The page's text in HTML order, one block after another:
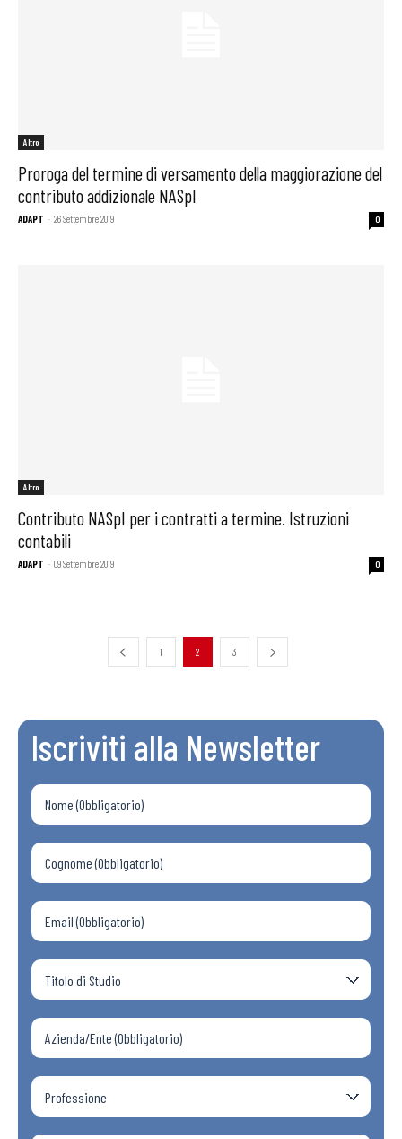
Altro
Proroga del termine di versamento della maggiorazione del
contributo addizionale NASpI
ADAPT - 26 Settembre 2019 0
Altro
Contributo NASpI per i contratti a termine. Istruzioni
contabili
ADAPT - 09 Settembre 2019 0
1 2 3
Iscriviti alla Newsletter